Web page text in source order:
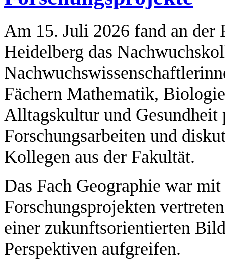
Am 15. Juli 2026 fand an der
Heidelberg das
Fächern Mathematik,
Alltagskultur und Gesundheit
Forschungsarbeiten und
Kollegen aus der Fakultät.
Das Fach Geographie war
Forschungsprojekten
einer zukunftsorientierten
Perspektiven aufgreifen.